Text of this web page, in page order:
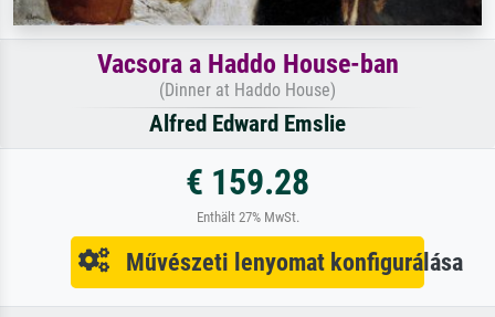
Vacsora a Haddo House-ban
(Dinner at Haddo House)
Alfred Edward Emslie
€ 159.28
Enthält 27% MwSt.
Művészeti lenyomat konfigurálása